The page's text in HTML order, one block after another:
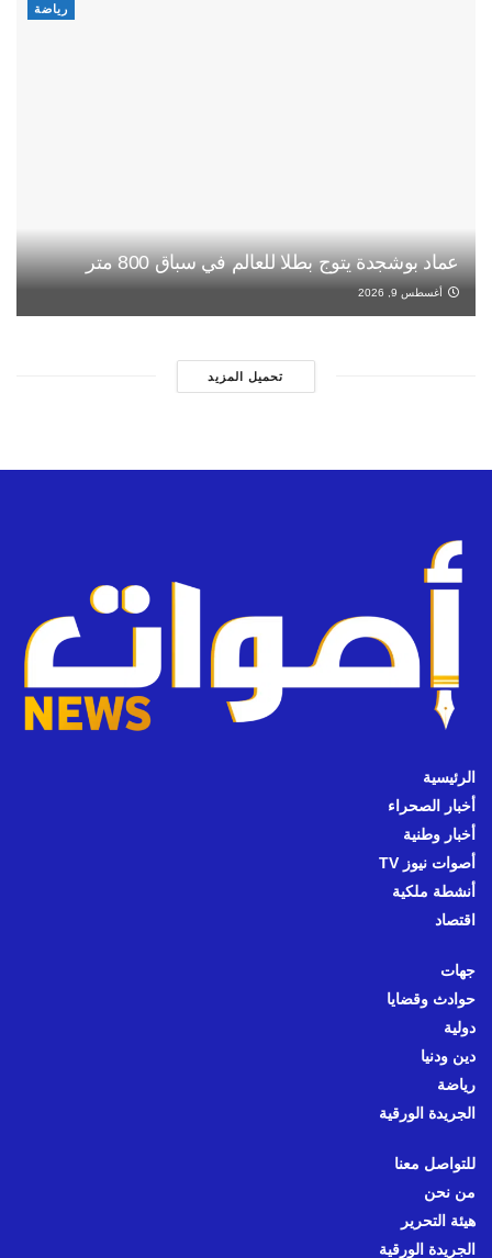
رياضة
عماد بوشجدة يتوج بطلا للعالم في سباق 800 متر
أغسطس 9, 2026
تحميل المزيد
الرئيسية
أخبار الصحراء
أخبار وطنية
أصوات نيوز TV
أنشطة ملكية
اقتصاد
جهات
حوادث وقضايا
دولية
دين ودنيا
رياضة
الجريدة الورقية
للتواصل معنا
من نحن
هيئة التحرير
الجريدة الورقية